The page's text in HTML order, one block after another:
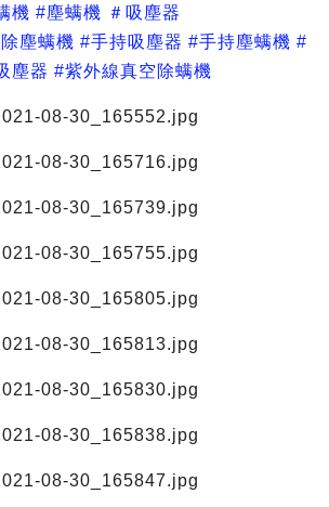
機 #塵螨機 ＃吸塵器
塵螨機 #手持吸塵器 #手持塵螨機 #
塵器 #紫外線真空除螨機